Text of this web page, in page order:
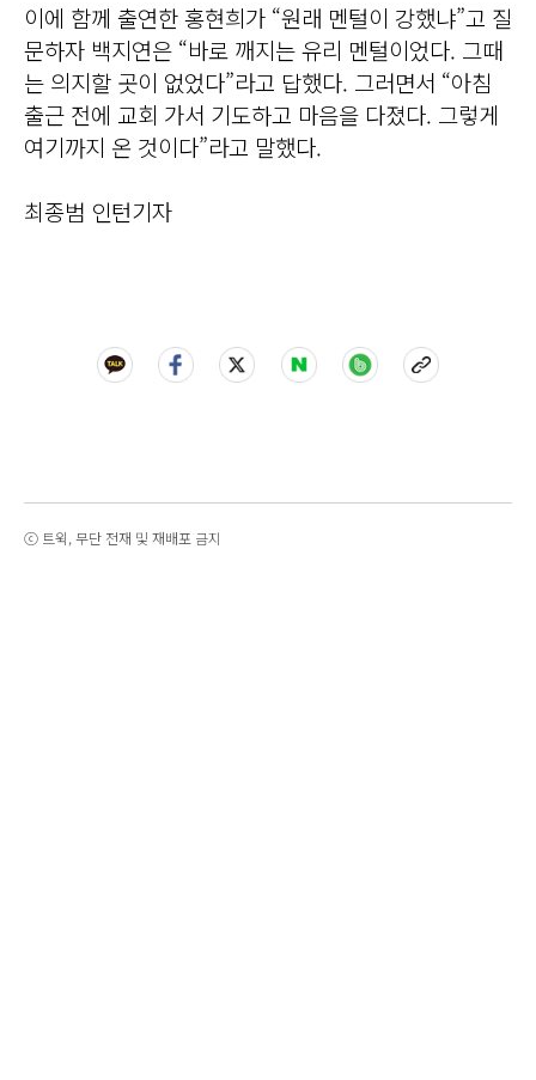
이에 함께 출연한 홍현희가 “원래 멘털이 강했냐”고 질
문하자 백지연은 “바로 깨지는 유리 멘털이었다. 그때
는 의지할 곳이 없었다”라고 답했다. 그러면서 “아침
출근 전에 교회 가서 기도하고 마음을 다졌다. 그렇게
여기까지 온 것이다”라고 말했다.
최종범 인턴기자
ⓒ 트윅, 무단 전재 및 재배포 금지